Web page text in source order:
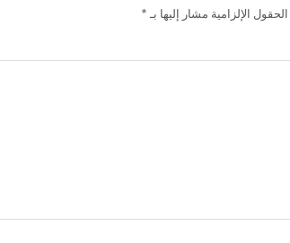
الحقول الإلزامية مشار إليها بـ *